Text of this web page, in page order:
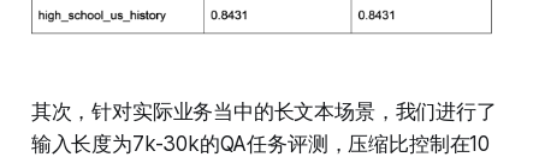
其次，针对实际业务当中的长文本场景，我们进行了
输入长度为7k-30k的QA任务评测，压缩比控制在10